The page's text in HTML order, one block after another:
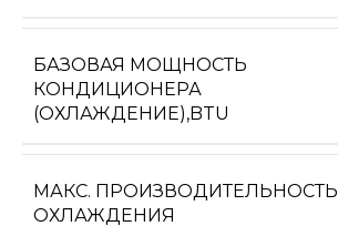
БАЗОВАЯ МОЩНОСТЬ
КОНДИЦИОНЕРА
(ОХЛАЖДЕНИЕ),BTU
МАКС. ПРОИЗВОДИТЕЛЬНОСТЬ
ОХЛАЖДЕНИЯ